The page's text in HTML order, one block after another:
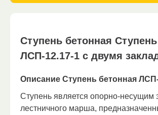
Ступень бетонная
ЛСП-12.17-1 с двумя
Описание Ступень бетонная
Ступень является опорно-несущим
лестничного марша,